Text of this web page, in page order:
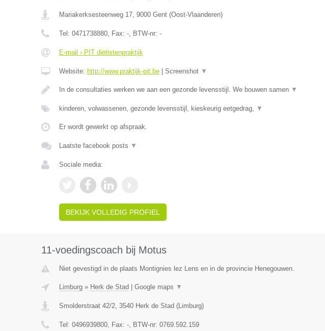
Mariakerksesteenweg 17, 9000 Gent(Oost-Vlaanderen)
Tel: 0471738880, Fax: -, BTW-nr: -
E-mail › PIT diëtistenpraktijk
Website: http://www.praktijk-pit.be| Screenshot ▼
In de consultaties werken we aan een gezonde levensstijl. We bouwen samen ▼
kinderen, volwassenen, gezonde levensstijl, kieskeurig eetgedrag, ▼
Er wordt gewerkt op afspraak.
Laatste facebook posts ▼
Sociale media:
BEKIJK VOLLEDIG PROFIEL
11-voedingscoach bij Motus
Niet gevestigd in de plaats Montignies lez Lens en in de provincie Henegouwen.
Limburg» Herk de Stad Google maps ▼
Smolderstraat 42/2, 3540 Herk de Stad (Limburg)
Tel: 0496939800, Fax: -, BTW-nr: 0769.592.159